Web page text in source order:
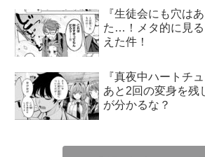
『生徒会にも穴は
た…！メタ的に見
えた件！
『真夜中ハートチ
あと2回の変身を残
が分かるな？